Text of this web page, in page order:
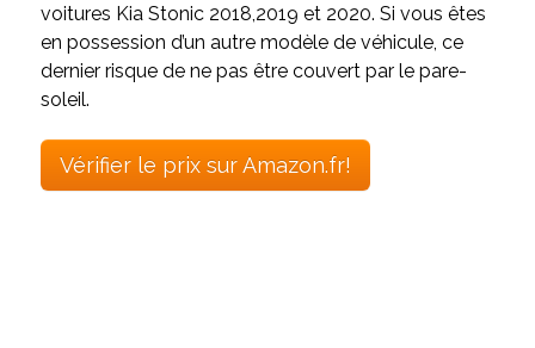
voitures Kia Stonic 2018,2019 et 2020. Si vous êtes
en possession d’un autre modèle de véhicule, ce
dernier risque de ne pas être couvert par le pare-
soleil.
Vérifier le prix sur Amazon.fr!